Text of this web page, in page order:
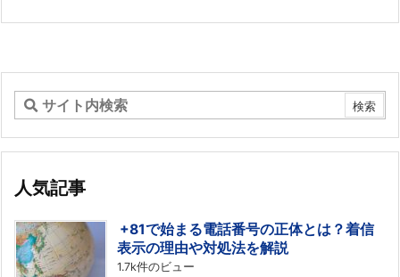
人気記事
+81で始まる電話番号の正体とは？着信
表示の理由や対処法を解説
1.7k件のビュー